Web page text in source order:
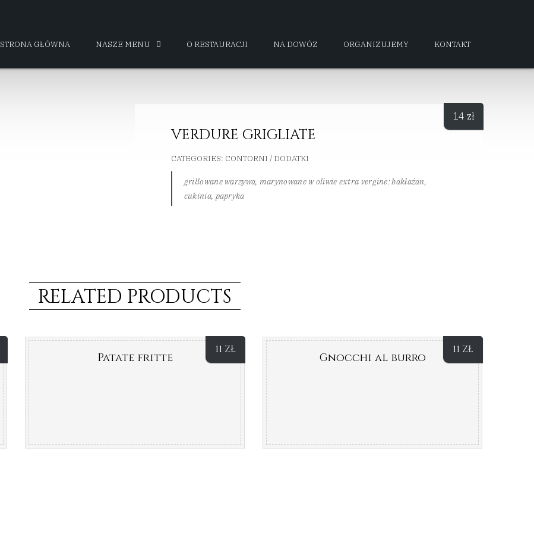
STRONA GŁÓWNA NASZE MENU O RESTAURACJI NA DOWÓZ ORGANIZUJEMY KONTAKT
VERDURE GRIGLIATE
CATEGORIES: CONTORNI / DODATKI
grillowane warzywa, marynowane w oliwie extra vergine: bakłażan,
cukinia, papryka
14 zł
RELATED PRODUCTS
11 ZŁ
Patate fritte
11 ZŁ
Gnocchi al burro